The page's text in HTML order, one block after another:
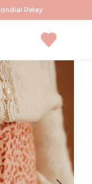
Relay